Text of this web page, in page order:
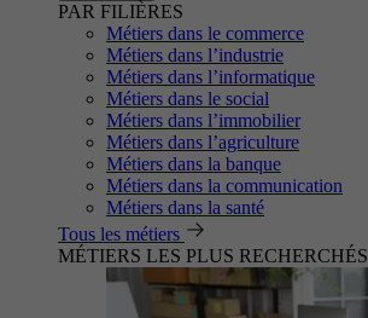
PAR FILIÈRES
Métiers dans le commerce
Métiers dans l’industrie
Métiers dans l’informatique
Métiers dans le social
Métiers dans l’immobilier
Métiers dans l’agriculture
Métiers dans la banque
Métiers dans la communication
Métiers dans la santé
Tous les métiers
MÉTIERS LES PLUS RECHERCHÉS